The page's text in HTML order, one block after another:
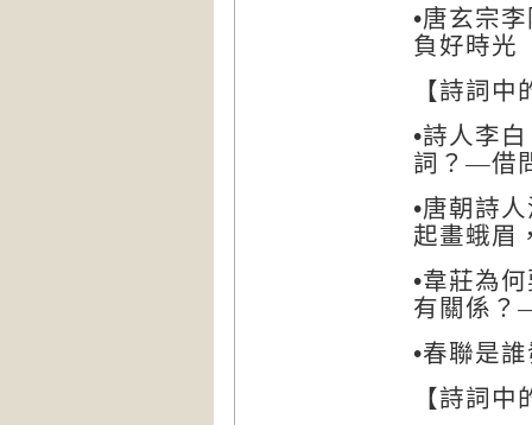
•唐玄宗
負好時光
【詩詞中
•詩人李
詞？ ―借
•唐朝詩
起畫蛾眉
•韋莊為
有關係？
•春聯是
【詩詞中